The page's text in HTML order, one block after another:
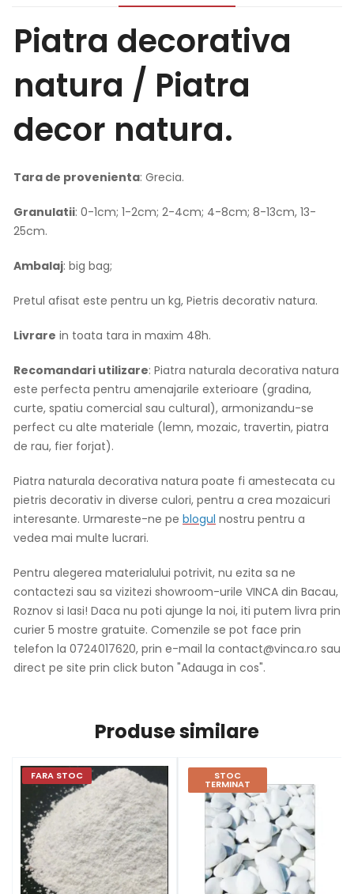
Piatra decorativa
natura / Piatra
decor natura.
Tara de provenienta: Grecia.
Granulatii: 0-1cm; 1-2cm; 2-4cm; 4-8cm; 8-13cm, 13-
25cm.
Ambalaj: big bag;
Pretul afisat este pentru un kg, Pietris decorativ natura.
Livrare in toata tara in maxim 48h.
Recomandari utilizare: Piatra naturala decorativa natura
este perfecta pentru amenajarile exterioare (gradina,
curte, spatiu comercial sau cultural), armonizandu-se
perfect cu alte materiale (lemn, mozaic, travertin, piatra
de rau, fier forjat).
Piatra naturala decorativa natura poate fi amestecata cu
pietris decorativ in diverse culori, pentru a crea mozaicuri
interesante. Urmareste-ne pe blogul nostru pentru a
vedea mai multe lucrari.
Pentru alegerea materialului potrivit, nu ezita sa ne
contactezi sau sa vizitezi showroom-urile VINCA din Bacau,
Roznov si Iasi! Daca nu poti ajunge la noi, iti putem livra prin
curier 5 mostre gratuite. Comenzile se pot face prin
telefon la 0724017620, prin e-mail la contact@vinca.ro sau
direct pe site prin click buton "Adauga in cos".
Produse similare
FARA STOC STOC
TERMINAT